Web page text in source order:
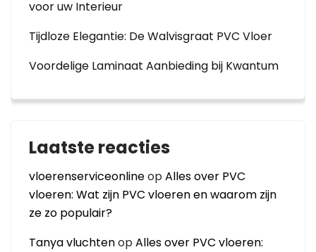
voor uw Interieur
Tijdloze Elegantie: De Walvisgraat PVC Vloer
Voordelige Laminaat Aanbieding bij Kwantum
Laatste reacties
vloerenserviceonlineopAlles over PVC
vloeren: Wat zijn PVC vloeren en waarom zijn
ze zo populair?
Tanya vluchtenopAlles over PVC vloeren: